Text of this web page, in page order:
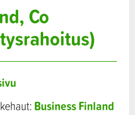
Co
Business Finland